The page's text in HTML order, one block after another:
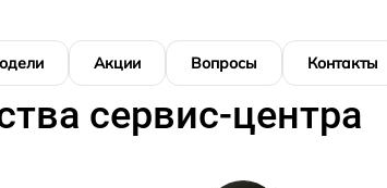
Акции Вопросы Контакты
сервис-центра